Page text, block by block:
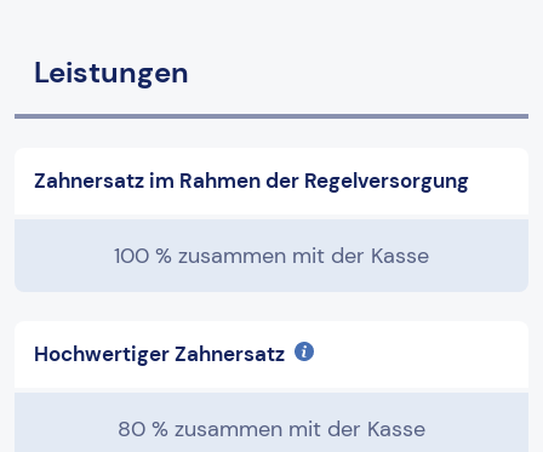
Leistungen
Zahnersatz im Rahmen der Regelversorgung
100 % zusammen mit der Kasse
Hochwertiger Zahnersatz
80 % zusammen mit der Kasse